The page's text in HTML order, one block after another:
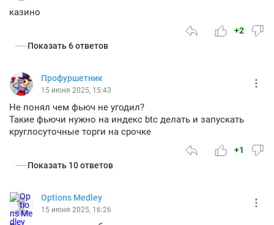
казино
+2
Показать 6 ответов
Профуршетник
15 июня 2025, 15:43
Не понял чем фьюч не угодил?
Такие фьючи нужно на индекс btc делать и запускать
круглосуточные торги на срочке
+1
Показать 10 ответов
Options Medlеy
15 июня 2025, 16:26